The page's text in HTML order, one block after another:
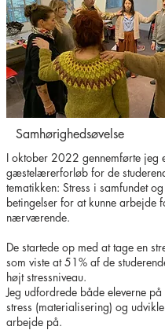
Samhørighedsøvelse
I oktober 2022 gennemførte jeg
gæstelærerforløb for de
tematikken: Stress i samfundet
betingelser for at kunne arbejde
nærværende.
De startede op med at tage en
som viste at 51% af de
højt stressniveau.
Jeg udfordrede både eleverne på
stress (materialisering) og
arbejde på.